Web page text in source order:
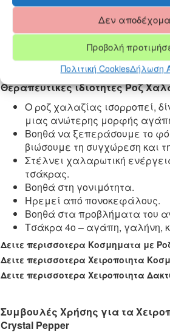
Δεν
Προβολή
Πολιτική CookiesΔήλωση
νιώθουμε χαρά και ευτυχία.
την αληθινή αγάπη, βοηθώντας να
με ένα σύντροφο.
Τονώνει την εσωτερική ομορφιά
ωθεί να εκφραστεί καλλιτεχνικά.
Θεραπευτικες ιδιοτητες Ροζ
Ο ροζ χαλαζίας ισορροπεί,
μιας ανώτερης μορφής
Βοηθά να ξεπεράσουμε το
βιώσουμε τη συγχώρεση και
Στέλνει χαλαρωτική
τσάκρας.
Βοηθά στη γονιμότητα.
Ηρεμεί από πονοκεφάλους.
Βοηθά στα προβλήματα του
Τσάκρα 4ο – αγάπη, γαλήνη,
Δειτε περισσοτερα Κοσμηματα με
Δειτε περισσοτερα Χειροποιητα
Δειτε περισσοτερα Χειροποιητα
Συμβουλές Χρήσης για τα
Crystal Pepper